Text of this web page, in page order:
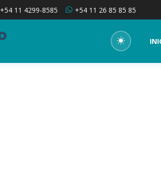
+54 11 4299-8585 +54 11 26 85 85 85